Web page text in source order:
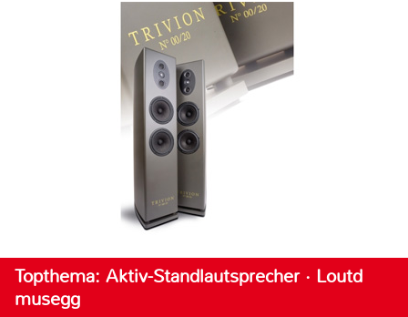
Topthema: Aktiv-Standlautsprecher · Loutd
musegg